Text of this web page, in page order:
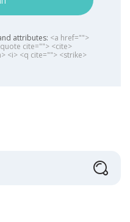
attributes: <a href="">
cite=""> <cite>
<i> <q cite=""> <strike>